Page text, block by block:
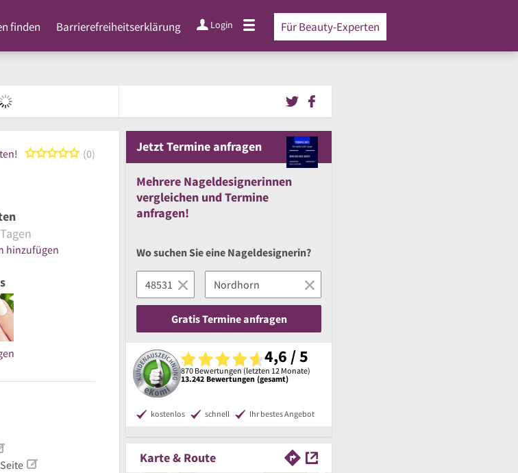
finden Barrierefreiheitserklärung Login Für Beauty-Experten
0 von 5 Sternen
0
hinzufügen
JetztTermine anfragen
Mehrere Nageldesignerinnen
vergleichen undTermine
anfragen!
Wo suchen Sie eine Nageldesignerin?
Gratis Termine anfragen
4,6 / 5
870 Bewertungen (letzten 12 Monate)
13.242 Bewertungen (gesamt)
kostenlos schnell Ihr bestes Angebot
Karte & Route